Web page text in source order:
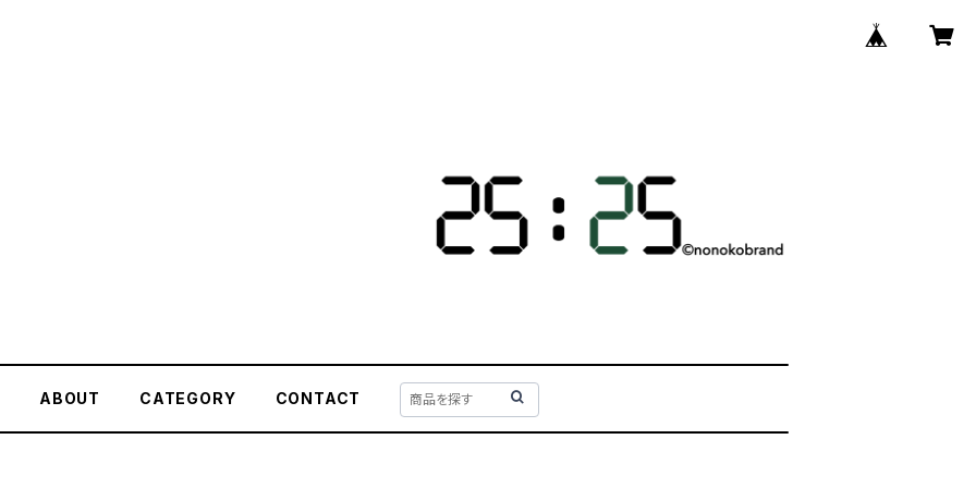
ABOUT CATEGORY CONTACT